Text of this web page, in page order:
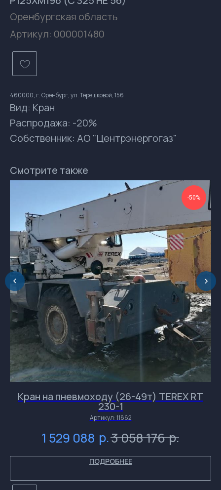
Оренбургская область
Артикул: 000001480
460000, г. Оренбург, ул. Терешковой, 156
Вид: Кран
Распродажа: -20%
Собственник: АО "Центрэнергогаз"
Смотрите также
-50%
Кран на пневмоходу (26-49т) TEREX RT
230-1
Артикул:11862
1 529 088 р.3 058 176 р.
ПОДРОБНЕЕ
Контакты
docs-buy@GSPROM.RU
196084, Россия, Санкт-Петербург, ул.
Ташкентская, дом 3, корп. 3, лит. Б
+7 (812) 655-08-08 доб. 2811
внимание на разницу во
времени.
и